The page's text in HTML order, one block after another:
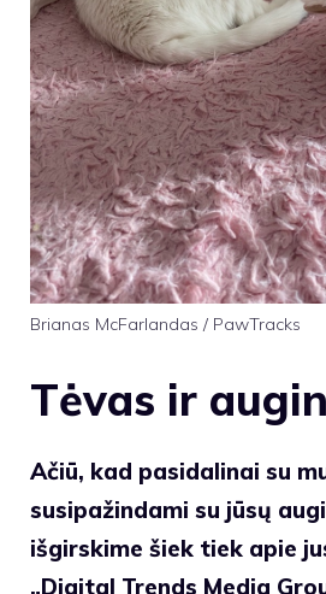
Brianas McFarlandas / PawTracks
Tėvas ir
Ačiū, kad pasidalinai su
susipažindami su jūsų
išgirskime šiek tiek apie
„Digital Trends Media